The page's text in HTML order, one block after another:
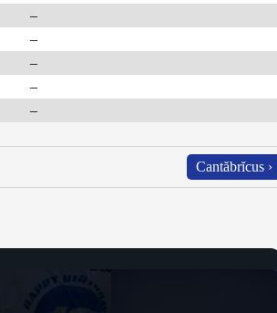
–
–
–
–
–
Cantăbrĭcus ›